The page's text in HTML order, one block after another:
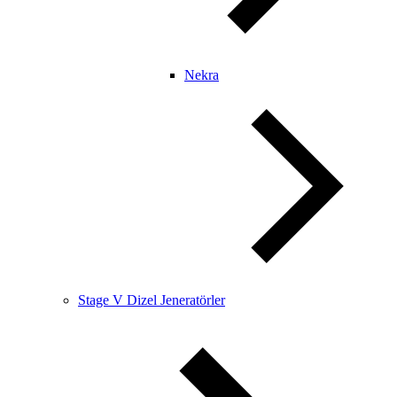
Nekra
Stage V Dizel Jeneratörler